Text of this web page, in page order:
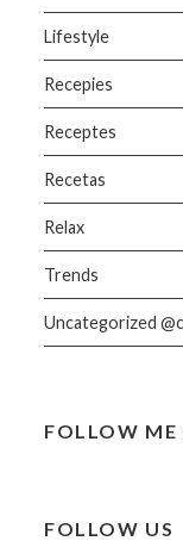
Lifestyle
Recepies
Receptes
Recetas
Relax
Trends
Uncategorized
FOLLOW ME
FOLLOW US